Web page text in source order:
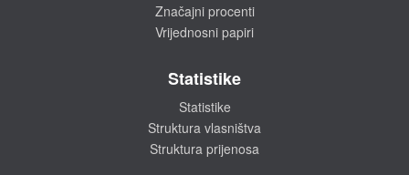
Značajni procenti
Vrijednosni papiri
Statistike
Statistike
Struktura vlasništva
Struktura prijenosa